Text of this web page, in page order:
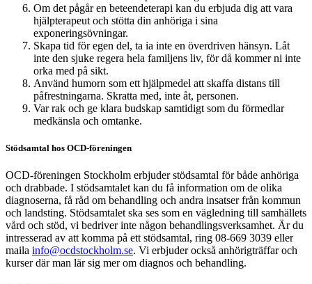
Om det pågår en beteendeterapi kan du erbjuda dig att vara
hjälpterapeut och stötta din anhöriga i sina
exponeringsövningar.
Skapa tid för egen del, ta ia inte en överdriven hänsyn. Låt
inte den sjuke regera hela familjens liv, för då kommer ni inte
orka med på sikt.
Använd humorn som ett hjälpmedel att skaffa distans till
påfrestningarna. Skratta med, inte åt, personen.
Var rak och ge klara budskap samtidigt som du förmedlar
medkänsla och omtanke.
Stödsamtal hos OCD-föreningen
OCD-föreningen Stockholm erbjuder stödsamtal för både anhöriga
och drabbade. I stödsamtalet kan du få information om de olika
diagnoserna, få råd om behandling och andra insatser från kommun
och landsting. Stödsamtalet ska ses som en vägledning till samhällets
vård och stöd, vi bedriver inte någon behandlingsverksamhet. Är du
intresserad av att komma på ett stödsamtal, ring 08-669 3039 eller
maila info@ocdstockholm.se. Vi erbjuder också anhörigträffar och
kurser där man lär sig mer om diagnos och behandling.